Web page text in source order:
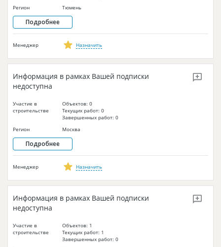
Регион
Тюмень
Подробнее
Менеджер Назначить
Информация в рамках Вашей подписки
недоступна
Участие в
строительстве
Объектов: 0
Текущих работ: 0
Завершенных работ: 0
Регион
Москва
Подробнее
Менеджер Назначить
Информация в рамках Вашей подписки
недоступна
Участие в
строительстве
Объектов: 1
Текущих работ: 1
Завершенных работ: 0